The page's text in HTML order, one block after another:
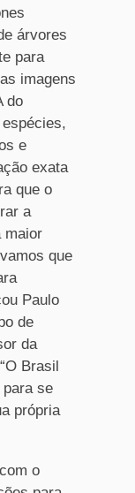
árvores
para
imagens
do
e
exata
que o
a
maior
que
Paulo
de
da
Brasil
se
própria
o